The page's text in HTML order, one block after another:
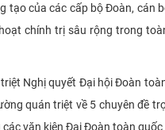
tạo của các cấp bộ Đoàn,
chính trị sâu rộng trong
Nghị quyết Đại hội Đoàn
quán triệt về 5 chuyên đề
văn kiện Đại Đoàn toàn